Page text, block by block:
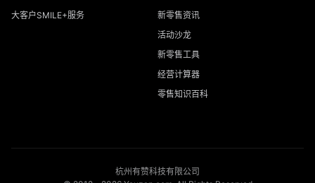
大客户SMILE+服务
新零售资讯
活动沙龙
新零售工具
经营计算器
零售知识百科
杭州有赞科技有限公司